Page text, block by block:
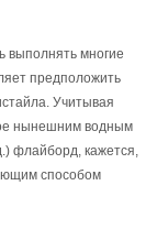
выполнять многие
предположить
Учитывая
нынешним водным
флайборд, кажется,
способом